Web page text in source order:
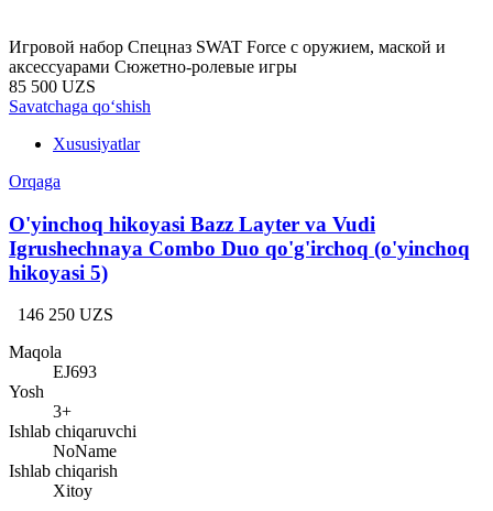
Игровой набор Спецназ SWAT Force с оружием, маской и
аксессуарами Сюжетно-ролевые игры
85 500 UZS
Savatchaga qo‘shish
Xususiyatlar
Orqaga
O'yinchoq hikoyasi Bazz Layter va Vudi
Igrushechnaya Combo Duo qo'g'irchoq (o'yinchoq
hikoyasi 5)
146 250 UZS
Maqola
EJ693
Yosh
3+
Ishlab chiqaruvchi
NoName
Ishlab chiqarish
Xitoy